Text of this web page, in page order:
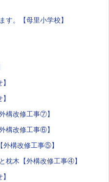
す。【母里小学校】
構改修工事⑦】
構改修工事⑥】
外構改修工事⑤】
枕木【外構改修工事④】